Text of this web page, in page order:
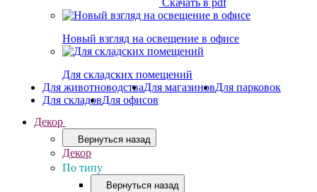
Скачать в pdf
Новый взгляд на освещение в офисе
Для складских помещений
Для животноводстваДля магазиновДля парковок
Для складовДля офисов
Декор
Вернуться назад
Декор
По типу
Вернуться назад